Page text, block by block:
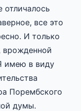
отличалось
все это
И только
врожденной
имею в виду
Порембского
думы.